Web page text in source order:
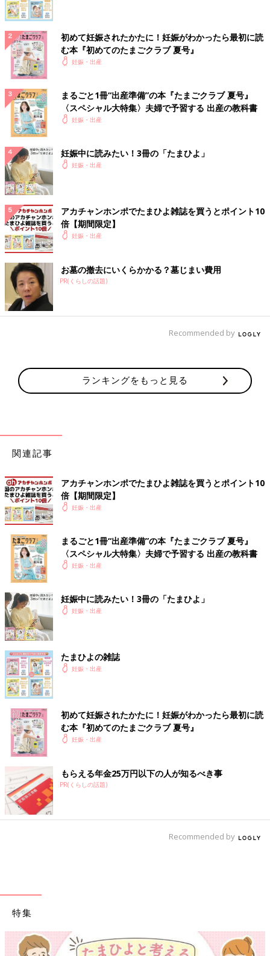
初めて妊娠されたかたに！妊娠がわかったら最初に読
む本『初めてのたまごクラブ 夏号』
妊娠・出産
まるごと1冊“出産準備”の本『たまごクラブ 夏号』
〈スペシャル大特集〉夫婦で予習する 出産の教科書
妊娠・出産
妊娠中に読みたい！3冊の「たまひよ」
妊娠・出産
アカチャンホンポでたまひよ雑誌を買うとポイント10
倍【期間限定】
妊娠・出産
お墓の撤去にいくらかかる？墓じまい費用
PR(くらしの話題)
Recommended by
ランキングをもっと見る
関連記事
アカチャンホンポでたまひよ雑誌を買うとポイント10
倍【期間限定】
妊娠・出産
まるごと1冊“出産準備”の本『たまごクラブ 夏号』
〈スペシャル大特集〉夫婦で予習する 出産の教科書
妊娠・出産
妊娠中に読みたい！3冊の「たまひよ」
妊娠・出産
たまひよの雑誌
妊娠・出産
初めて妊娠されたかたに！妊娠がわかったら最初に読
む本『初めてのたまごクラブ 夏号』
妊娠・出産
もらえる年金25万円以下の人が知るべき事
PR(くらしの話題)
Recommended by
特集